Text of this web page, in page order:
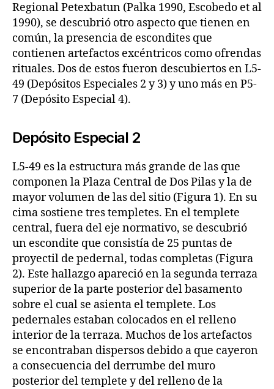
Regional Petexbatun (Palka 1990, Escobedo et al
1990), se descubrió otro aspecto que tienen en
común, la presencia de escondites que
contienen artefactos excéntricos como ofrendas
rituales. Dos de estos fueron descubiertos en L5-
49 (Depósitos Especiales 2 y 3) y uno más en P5-
7 (Depósito Especial 4).
Depósito Especial 2
L5-49 es la estructura más grande de las que
componen la Plaza Central de Dos Pilas y la de
mayor volumen de las del sitio (Figura 1). En su
cima sostiene tres templetes. En el templete
central, fuera del eje normativo, se descubrió
un escondite que consistía de 25 puntas de
proyectil de pedernal, todas completas (Figura
2). Este hallazgo apareció en la segunda terraza
superior de la parte posterior del basamento
sobre el cual se asienta el templete. Los
pedernales estaban colocados en el relleno
interior de la terraza. Muchos de los artefactos
se encontraban dispersos debido a que cayeron
a consecuencia del derrumbe del muro
posterior del templete y del relleno de la